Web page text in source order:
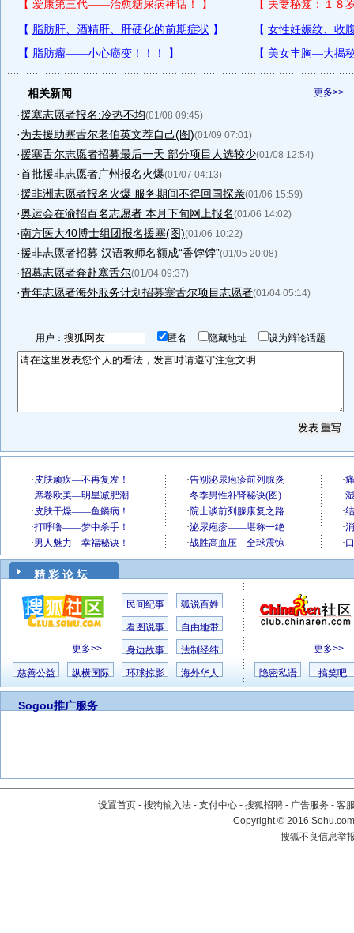
更多>>
相关新闻
·援塞志愿者报名:冷热不均(01/08 09:45)
·为去援助塞舌尔老伯英文荐自己(图)(01/09 07:01)
·援塞舌尔志愿者招募最后一天 部分项目人选较少(01/08 12:54)
·首批援非志愿者广州报名火爆(01/07 04:13)
·援非洲志愿者报名火爆 服务期间不得回国探亲(01/06 15:59)
·奥运会在渝招百名志愿者 本月下旬网上报名(01/06 14:02)
·南方医大40博士组团报名援塞(图)(01/06 10:22)
·援非志愿者招募 汉语教师名额成“香饽饽”(01/05 20:08)
·招募志愿者奔赴塞舌尔(01/04 09:37)
·青年志愿者海外服务计划招募塞舌尔项目志愿者(01/04 05:14)
用户： 匿名 隐藏地址 设为辩论话题
精 彩 论 坛
更多>>
民间纪事 狐说百姓
看图说事 自由地带
身边故事 法制经纬
慈善公益 纵横国际 环球掠影 海外华人
更多>>
隐密私语 搞笑吧
Sogou推广服务
设置首页 - 搜狗输入法 - 支付中心 - 搜狐招聘 - 广告服务 - 客
Copyright©2016
搜狐不良信息举